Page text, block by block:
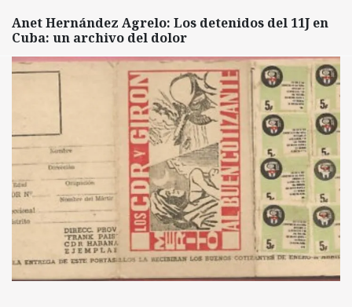
Anet Hernández Agrelo: Los detenidos del 11J en
Cuba: un archivo del dolor